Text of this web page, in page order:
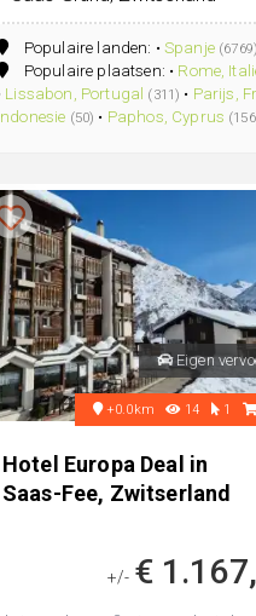
Populaire landen: •Spanje (6769)
Populaire plaatsen: • Rome,
Lissabon, Portugal (311) • Parijs,
(50) • Paphos, Cyprus
Eigen
+0.0km 14 1
Hotel Europa Deal in
Saas-Fee, Zwitserland
+/- €